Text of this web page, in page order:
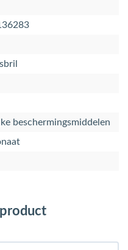
beschermingsmiddelen